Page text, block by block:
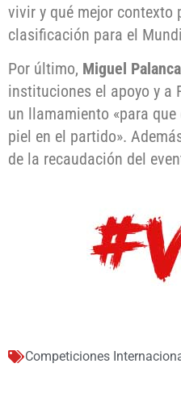
vivir y qué mejor contexto
clasificación para el
Por último, Miguel Palanca
instituciones el apoyo y a
un llamamiento «para
piel en el partido».
de la recaudación del
Competiciones